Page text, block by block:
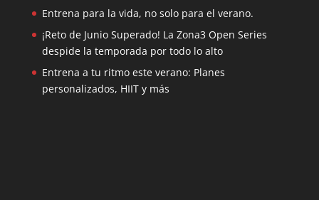
Entrena para la vida, no solo para el verano.
¡Reto de Junio Superado! La Zona3 Open Series
despide la temporada por todo lo alto
Entrena a tu ritmo este verano: Planes
personalizados, HIIT y más